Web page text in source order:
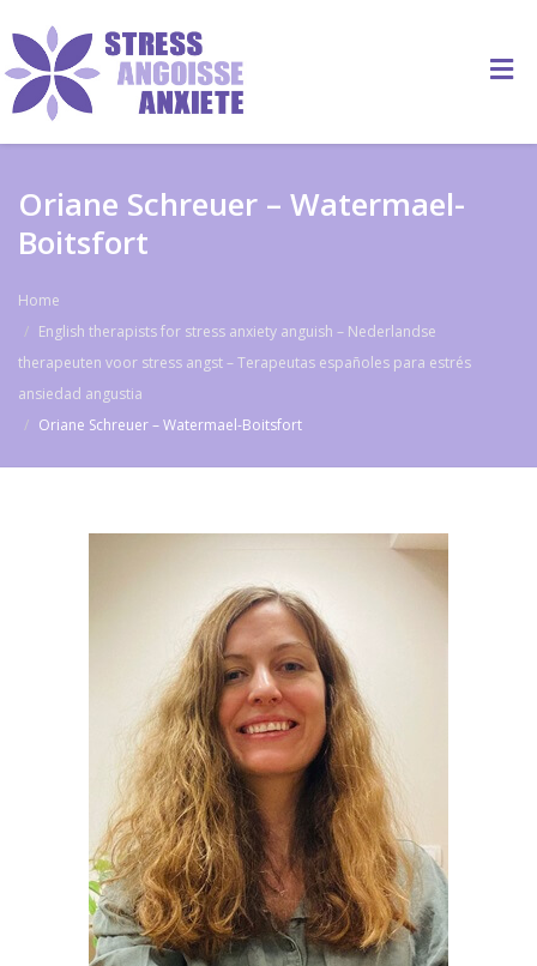
Oriane Schreuer – Watermael-
Boitsfort
Home
English therapists for stress anxiety anguish – Nederlandse
therapeuten voor stress angst – Terapeutas españoles para estrés
ansiedad angustia
Oriane Schreuer – Watermael-Boitsfort